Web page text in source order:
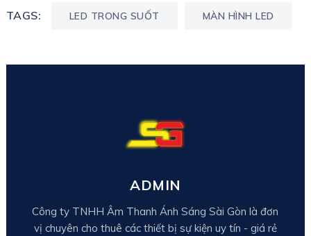
TAGS: LED TRONG SUỐT MÀN HÌNH LED
ADMIN
Công ty TNHH Âm Thanh Ánh Sáng Sài Gòn là đơn
vị chuyên cho thuê các thiết bị sự kiện uy tín - giá rẻ